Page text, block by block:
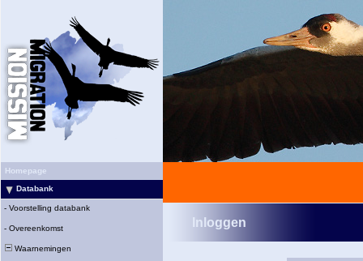
Homepage
Databank
- Voorstelling databank
- Overeenkomst
Waarnemingen
Inloggen